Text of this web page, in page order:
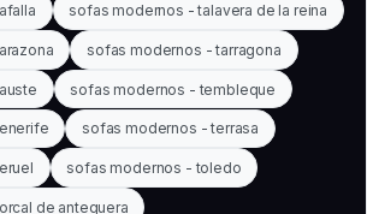
sofas modernos - talavera de la reina
sofas modernos - tarragona
sofas modernos - tembleque
sofas modernos - terrasa
sofas modernos - toledo
de antequera